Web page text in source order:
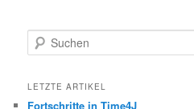
Suchen
LETZTE ARTIKEL
Fortschritte in Time4J